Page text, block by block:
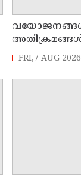
നടപടി
FRI,7 AUG 2026